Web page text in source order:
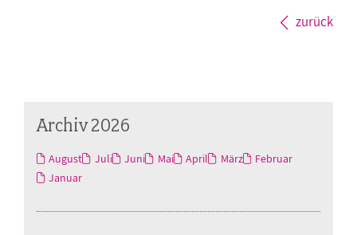
zurück
Archiv 2026
August Juli Juni Mai April März
Februar
Januar